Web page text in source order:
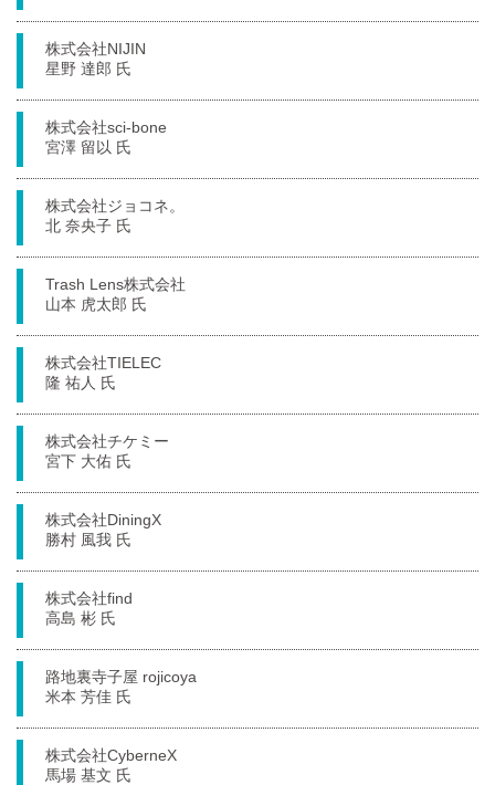
株式会社NIJIN
星野 達郎 氏
株式会社sci-bone
宮澤 留以 氏
株式会社ジョコネ。
北 奈央子 氏
Trash Lens株式会社
山本 虎太郎 氏
株式会社TIELEC
隆 祐人 氏
株式会社チケミー
宮下 大佑 氏
株式会社DiningX
勝村 風我 氏
株式会社find
高島 彬 氏
路地裏寺子屋 rojicoya
米本 芳佳 氏
株式会社CyberneX
馬場 基文 氏